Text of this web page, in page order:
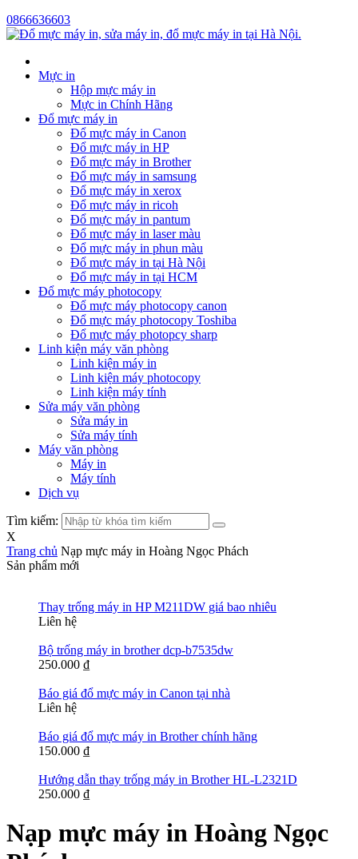
0866636603
Mực in
Hộp mực máy in
Mực in Chính Hãng
Đổ mực máy in
Đổ mực máy in Canon
Đổ mực máy in HP
Đổ mực máy in Brother
Đổ mực máy in samsung
Đổ mực máy in xerox
Đổ mực máy in ricoh
Đổ mực máy in pantum
Đổ mực máy in laser màu
Đổ mực máy in phun màu
Đổ mực máy in tại Hà Nội
Đổ mực máy in tại HCM
Đổ mực máy photocopy
Đổ mực máy photocopy canon
Đổ mực máy photocopy Toshiba
Đổ mực máy photopcy sharp
Linh kiện máy văn phòng
Linh kiện máy in
Linh kiện máy photocopy
Linh kiện máy tính
Sửa máy văn phòng
Sửa máy in
Sửa máy tính
Máy văn phòng
Máy in
Máy tính
Dịch vụ
Tìm kiếm:
X
Trang chủ Nạp mực máy in Hoàng Ngọc Phách
Sản phẩm mới
Thay trống máy in HP M211DW giá bao nhiêu
Liên hệ
Bộ trống máy in brother dcp-b7535dw
250.000 ₫
Báo giá đổ mực máy in Canon tại nhà
Liên hệ
Báo giá đổ mực máy in Brother chính hãng
150.000 ₫
Hướng dẫn thay trống máy in Brother HL-L2321D
250.000 ₫
Nạp mực máy in Hoàng Ngọc